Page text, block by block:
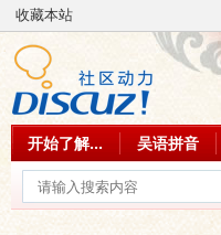
收藏本站
开始了解... 吴语拼音